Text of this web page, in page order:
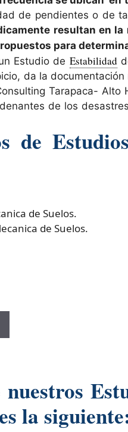
de pendientes o de
resultan en
para
Estudio de Estabilidad
da la
Tarapaca-
de los
de
de Suelos.
de Suelos.
la